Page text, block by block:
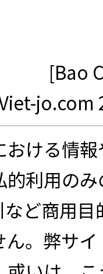
[Bao
jo.com
おける情
的利用の
など商用
ん。弊サ